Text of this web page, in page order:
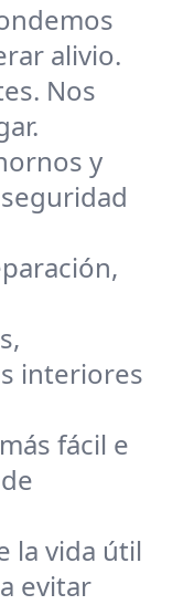
alivio.
Nos
y
interiores
fácil e
la vida útil
evitar